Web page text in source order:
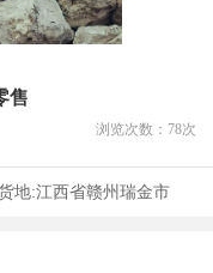
售
浏览次数： 78次
地:江西省赣州瑞金市